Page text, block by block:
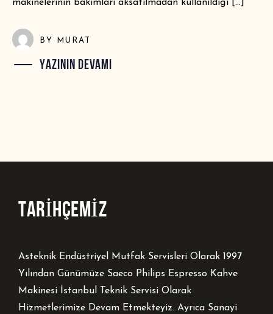
makinelerinin bakımları aksatılmadan kullanıldığı […]
BY MURAT
YAZININ DEVAMI
TARİHÇEMİZ
Asteknik Endüstriyel Mutfak Servisleri Olarak 1997
Yılından Günümüze Saeco Philips Espresso Kahve
Makinesi İstanbul Teknik Servisi Olarak
Hizmetlerimize Devam Etmekteyiz. Ayrıca Sanayi